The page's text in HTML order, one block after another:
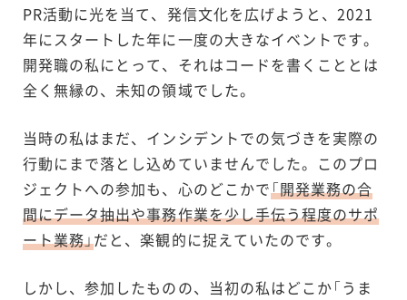
PR活動に光を当て、発信文化を広げようと、2021
年にスタートした年に一度の大きなイベントです。
開発職の私にとって、それはコードを書くこととは
全く無縁の、未知の領域でした。
当時の私はまだ、インシデントでの気づきを実際の
行動にまで落とし込めていませんでした。このプロ
ジェクトへの参加も、心のどこかで「開発業務の合
間にデータ抽出や事務作業を少し手伝う程度のサポ
ート業務」だと、楽観的に捉えていたのです。
しかし、参加したものの、当初の私はどこか「うま